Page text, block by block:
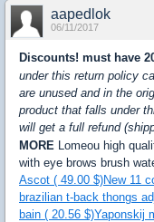
aapedlok
06/11/2017
Discounts! must have
under this return policy
are unused and in the
product that falls under
will get a full refund
MORE Lomeou high
with eye brows brush
Ascot ( 49.00 $)New 11
brazilian t-back thongs
bain ( 20.56 $)Yaponskij